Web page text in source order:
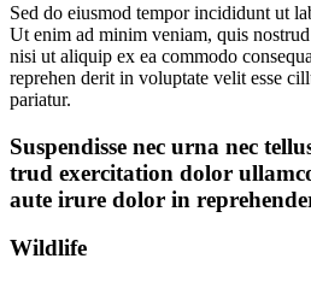
Sed do eiusmod tempor incididunt ut
Ut enim ad minim veniam, quis
nisi ut aliquip ex ea commodo
reprehen derit in voluptate velit esse
pariatur.
Suspendisse nec urna nec
trud exercitation dolor
aute irure dolor in
Wildlife